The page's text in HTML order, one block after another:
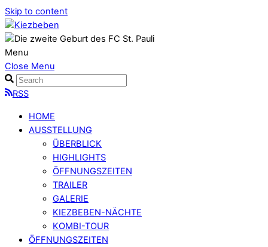
Skip to content
Menu
Close Menu
RSS
HOME
AUSSTELLUNG
ÜBERBLICK
HIGHLIGHTS
ÖFFNUNGSZEITEN
TRAILER
GALERIE
KIEZBEBEN-NÄCHTE
KOMBI-TOUR
ÖFFNUNGSZEITEN